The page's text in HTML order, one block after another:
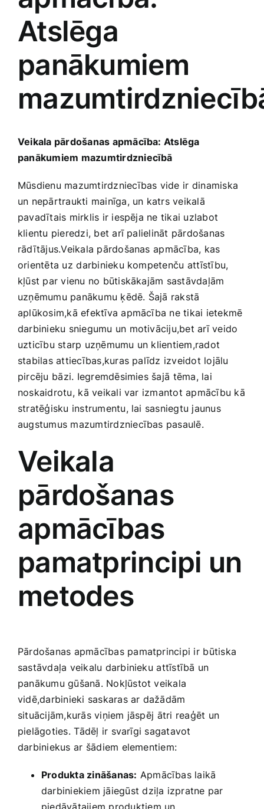
Jaunākie pārdevēji
Pirktākās preces
Raksti
Grāmatas
Gudrā māja
Mājai un remontam
Mājražotājiem
Mājsaimniecības preces
Mēbeles un interjers
Medicīnas preces
Mobilie telefoni, planšetdatori
Pakalpojumi
Pārtikas preces
Preces birojam
Preces pieaugušajiem
Rotaļlietas, bērnu preces
Smaržas, kosmētika
Sports, tūrisms un atpūta
Zoo preces
Atslēga
panākumiem
Veikala pārdošanas apmācība: Atslēga
panākumiem mazumtirdzniecībā
Mūsdienu mazumtirdzniecības vide⁢ ir dinamiska
un nepārtraukti mainīga,​ un‍ katrs veikalā
pavadītais mirklis‍ ir iespēja‍ ne tikai uzlabot
klientu pieredzi, bet arī palielināt pārdošanas
‍rādītājus.Veikala ‌pārdošanas ⁢apmācība, ⁣kas⁣
orientēta uz⁢ darbinieku kompetenču⁤ attīstību,
kļūst par vienu no būtiskākajām sastāvdaļām
uzņēmumu panākumu ķēdē. Šajā rakstā
aplūkosim,kā efektīva apmācība ne tikai ietekmē
darbinieku sniegumu ​un‌ motivāciju,bet ‍arī‍ veido
uzticību starp uzņēmumu un klientiem,radot
stabilas attiecības,kuras palīdz izveidot lojālu
pircēju ⁣bāzi. Iegremdēsimies šajā ⁤tēma, ‌lai
noskaidrotu,⁤ kā veikali var izmantot ‌apmācību ‌kā
stratēģisku instrumentu, lai sasniegtu jaunus
augstumus mazumtirdzniecības pasaulē.
Veikala⁢
pārdošanas
‌apmācības⁣
pamatprincipi ‍un
metodes
Pārdošanas apmācības‌ pamatprincipi ir ⁢būtiska​
sastāvdaļa veikalu darbinieku⁤ attīstībā ⁢un
panākumu gūšanā. ​Nokļūstot veikala
vidē,darbinieki saskaras ar dažādām
situācijām,kurās viņiem jāspēj ⁣ātri reaģēt un
pielāgoties. ⁢Tādēļ ir svarīgi sagatavot‍
darbiniekus ar⁢ šādiem elementiem:
Produkta​ zināšanas: Apmācības laikā
darbiniekiem jāiegūst dziļa izpratne par